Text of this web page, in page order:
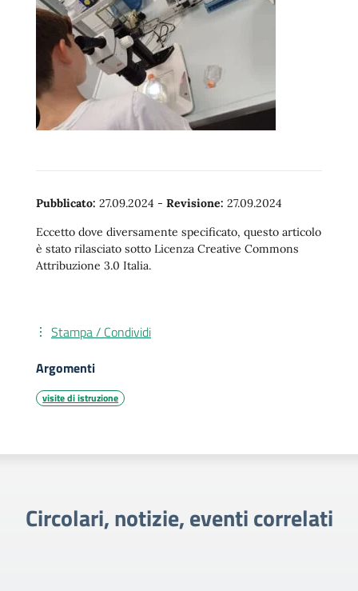
Pubblicato: 27.09.2024 - Revisione: 27.09.2024
Eccetto dove diversamente specificato, questo articolo
è stato rilasciato sotto Licenza Creative Commons
Attribuzione 3.0 Italia.
Stampa / Condividi
Argomenti
visite di istruzione
Circolari, notizie, eventi correlati